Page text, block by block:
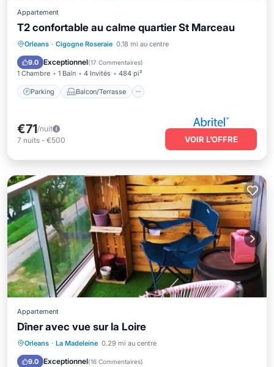
Appartement
T2 confortable au calme quartier St Marceau
Orleans · Cigogne Roseraie 0.18 mi au centre
9.0 Exceptionnel(17 Commentaires)
1 Chambre 1 Bain 4 Invités 484 pi²
Parking Balcon/Terrasse
Parking Balcon/Terrasse
Internet
€71/nuit
7 nuits - €500 VOIR L’OFFRE
Appartement
Dîner avec vue sur la Loire
Orleans · La Madeleine 0.29 mi au centre
9.0 Exceptionnel(16 Commentaires)
Parking Balcon/Terrasse
Internet